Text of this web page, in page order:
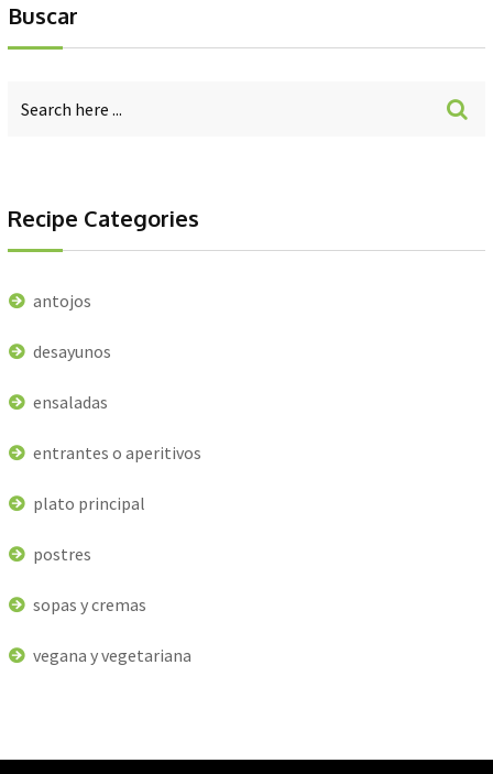
Buscar
Recipe Categories
antojos
desayunos
ensaladas
entrantes o aperitivos
plato principal
postres
sopas y cremas
vegana y vegetariana